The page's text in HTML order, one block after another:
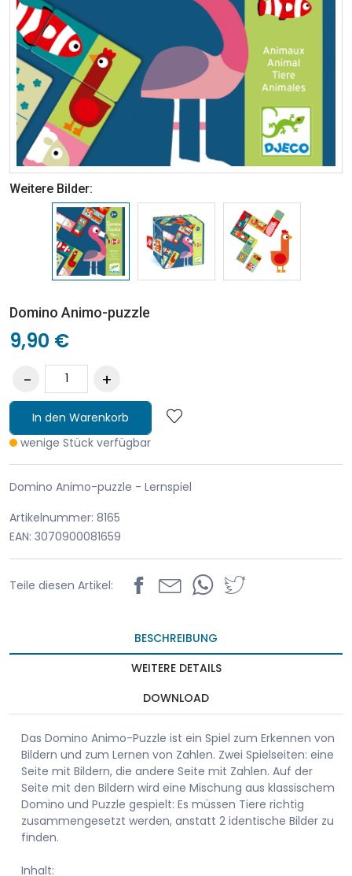
Weitere Bilder:
Domino Animo-puzzle
9,90 €
In den Warenkorb
wenige Stück verfügbar
Domino Animo-puzzle - Lernspiel
Artikelnummer: 8165
EAN: 3070900081659
Teile diesen Artikel:
BESCHREIBUNG
WEITERE DETAILS
DOWNLOAD
Das Domino Animo-Puzzle ist ein Spiel zum Erkennen von
Bildern und zum Lernen von Zahlen. Zwei Spielseiten: eine
Seite mit Bildern, die andere Seite mit Zahlen. Auf der
Seite mit den Bildern wird eine Mischung aus klassischem
Domino und Puzzle gespielt: Es müssen Tiere richtig
zusammengesetzt werden, anstatt 2 identische Bilder zu
finden.
Inhalt: